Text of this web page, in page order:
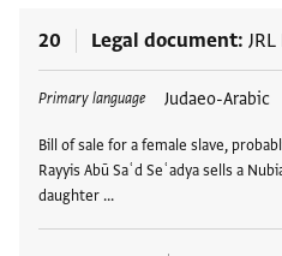
20 Legal document
Primary language Judaeo-Arabic
Bill of sale for a female slave,
Rayyis Abū Saʿd Seʿadya sells a
daughter …
Tags